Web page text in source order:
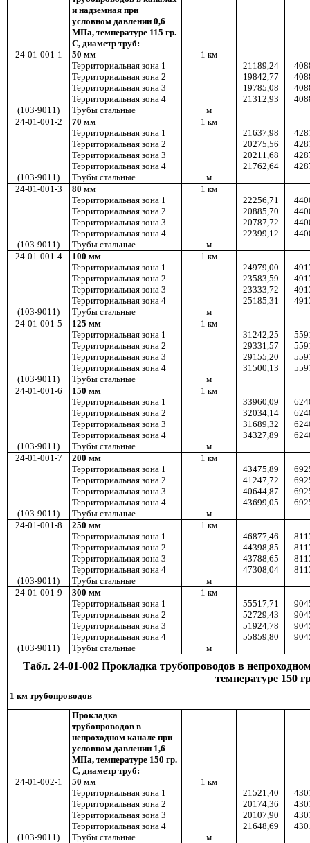
и надземная при
условном давлении 0,6
МПа, температуре 115 гр.
С, диаметр труб:
24-01-001-1
50 мм 1 км
Территориальная зона 1
21189,24
Территориальная зона 2
19842,77
Территориальная зона 3
19785,08
Территориальная зона 4
21312,93
(103-9011)
Трубы стальные
м
24-01-001-2
70 мм 1 км
Территориальная зона 1
21637,98
Территориальная зона 2
20275,56
Территориальная зона 3
20211,68
Территориальная зона 4
21762,64
(103-9011)
Трубы стальные
м
24-01-001-3
80 мм 1 км
Территориальная зона 1
22256,71
Территориальная зона 2
20885,70
Территориальная зона 3
20787,72
Территориальная зона 4
22399,12
(103-9011)
Трубы стальные
м
24-01-001-4
100 мм 1 км
Территориальная зона 1
24979,00
Территориальная зона 2
23583,59
Территориальная зона 3
23333,72
Территориальная зона 4
25185,31
(103-9011)
Трубы стальные
м
24-01-001-5
125 мм 1 км
Территориальная зона 1
31242,25
Территориальная зона 2
29331,57
Территориальная зона 3
29155,20
Территориальная зона 4
31500,13
(103-9011)
Трубы стальные
м
24-01-001-6
150 мм 1 км
Территориальная зона 1
33960,09
Территориальная зона 2
32034,14
Территориальная зона 3
31689,32
Территориальная зона 4
34327,89
(103-9011)
Трубы стальные
м
24-01-001-7
200 мм 1 км
Территориальная зона 1
43475,89
Территориальная зона 2
41247,72
Территориальная зона 3
40644,87
Территориальная зона 4
43699,05
(103-9011)
Трубы стальные
м
24-01-001-8
250 мм 1 км
Территориальная зона 1
46877,46
Территориальная зона 2
44398,85
Территориальная зона 3
43788,65
Территориальная зона 4
47308,04
(103-9011)
Трубы стальные
м
24-01-001-9
300 мм 1 км
Территориальная зона 1
55517,71
Территориальная зона 2
52729,43
Территориальная зона 3
51924,78
Территориальная зона 4
55859,80
(103-9011)
Трубы стальные м
Табл. 24-01-002 Прокладка трубопроводов в
температуре 150
1 км трубопроводов
Прокладка
трубопроводов в
непроходном канале при
условном давлении 1,6
МПа, температуре 150 гр.
С, диаметр труб:
24-01-002-1
50 мм 1 км
Территориальная зона 1
21521,40
Территориальная зона 2
20174,36
Территориальная зона 3
20107,90
Территориальная зона 4
21648,69
(103-9011)
Трубы стальные
м